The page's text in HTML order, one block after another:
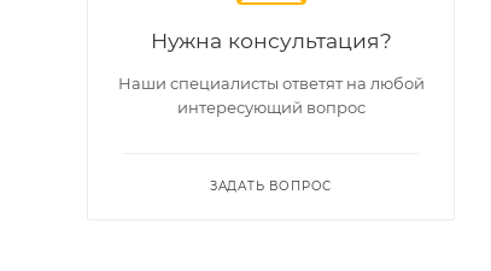
Нужна консультация?
Наши специалисты ответят на любой
интересующий вопрос
ЗАДАТЬ ВОПРОС